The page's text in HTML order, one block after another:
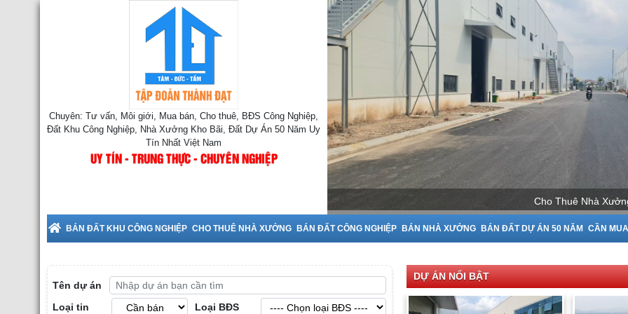
Chuyên: Tư vấn, Môi giới, Mua bán, Cho thuê, BĐS Công Nghiệp,
Đất Khu Công Nghiệp, Nhà Xưởng Kho Bãi, Đất Dự Án 50 Năm Uy
Tín Nhất Việt Nam
UY TÍN - TRUNG THỰC - CHUYÊN NGHIỆP
Cho Thuê Nhà Xưởng tại Bắc Ninh
BÁN ĐẤT KHU CÔNG NGHIỆP CHO THUÊ NHÀ XƯỞNG BÁN ĐẤT CÔNG NGHIỆP BÁN NHÀ XƯỞNG BÁN ĐẤT DỰ ÁN 50 NĂM CẦN MUA
Tên dự án
Loại tin
Loại BĐS
DỰ ÁN NỔI BẬT